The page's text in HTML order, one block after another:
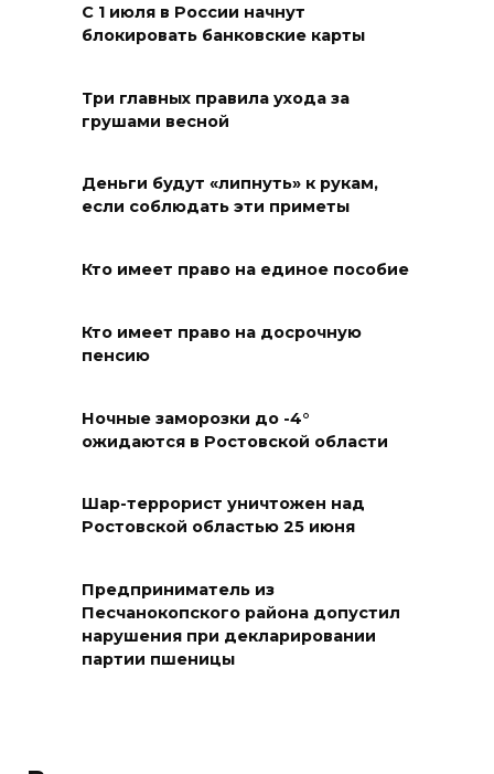
На Дону обсудили вопросы
медицинской помощи с
участием федеральных
08 августа 2026 17:40
новую модульную котельную
Платовский
Это стало нашей традицией:
бездомных животных
Журналисты «ДОН 24» вышли
на субботник в парке
Островского
С 1 июля в России начнут
блокировать банковские карты
Три главных правила ухода за
грушами весной
Деньги будут «липнуть» к рукам,
если соблюдать эти приметы
Кто имеет право на единое пособие
Кто имеет право на досрочную
пенсию
Ночные заморозки до -4°
ожидаются в Ростовской области
Шар-террорист уничтожен над
Ростовской областью 25 июня
Предприниматель из
Песчанокопского района допустил
нарушения при декларировании
партии пшеницы